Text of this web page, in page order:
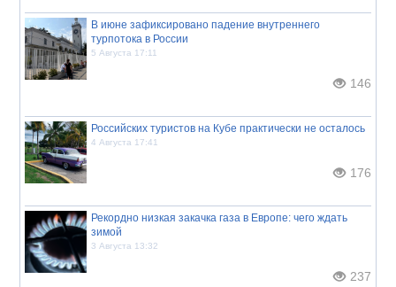
В июне зафиксировано падение внутреннего
турпотока в России
5 Августа 17:11
146
Российских туристов на Кубе практически не осталось
4 Августа 17:41
176
Рекордно низкая закачка газа в Европе: чего ждать
зимой
3 Августа 13:32
237